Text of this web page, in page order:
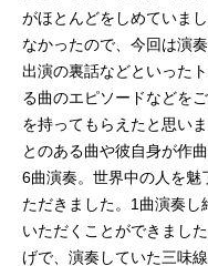
がほとんどをしめていま
なかったので、今回は演
出演の裏話などといった
る曲のエピソードなどを
を持ってもらえたと思い
とのある曲や彼自身が作
6曲演奏。世界中の人を魅
ただきました。1曲演奏し
いただくことができまし
げで、演奏していた三味